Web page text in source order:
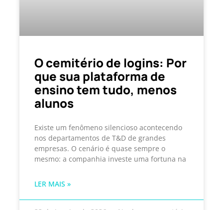
O cemitério de logins: Por
que sua plataforma de
ensino tem tudo, menos
alunos
Existe um fenômeno silencioso acontecendo
nos departamentos de T&D de grandes
empresas. O cenário é quase sempre o
mesmo: a companhia investe uma fortuna na
LER MAIS »